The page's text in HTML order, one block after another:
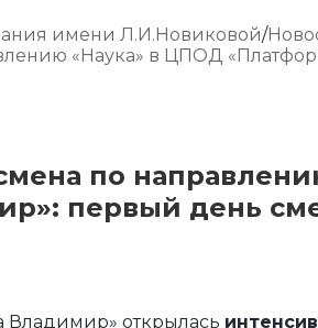
имени Л.И.Новиковой
«Наука» в ЦПОД
по
первый день
Владимир» открылась